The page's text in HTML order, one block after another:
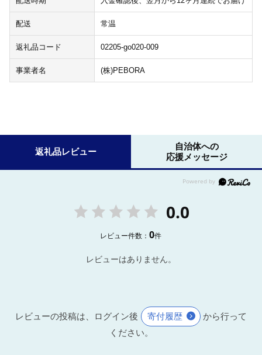
配送 常温
返礼品コード 02205-go020-009
事業者名 (株)PEBORA
返礼品レビュー
自治体への
応援メッセージ
0.0
レビュー件数：0件
レビューはありません。
レビューの投稿は、ログイン後 寄付履歴
から行って
ください。